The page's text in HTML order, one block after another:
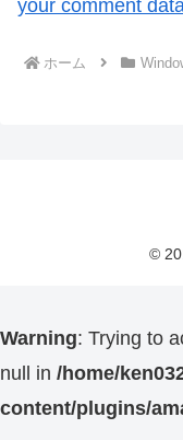
your comment
ホーム
©
Warning: Trying to
null in /home/
content/plugins/